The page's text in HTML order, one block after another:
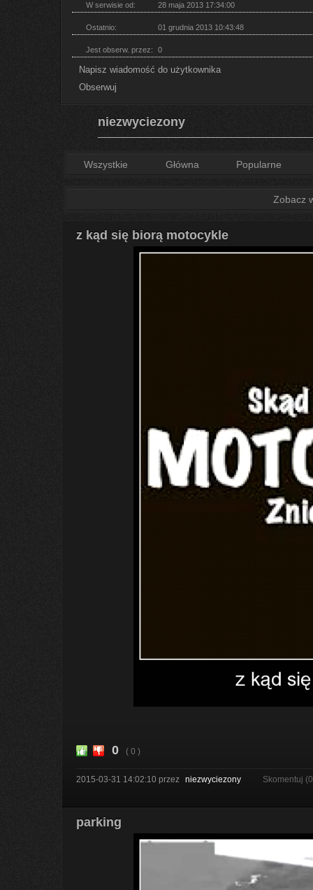
W serwisie od: 28 maja 2013 17:34:00
Ostatnio: 01 grudnia 2013 10:43:48
Jest obserw. przez: 0
Napisz wiadomość do użytkownika
Obserwuj
niezwyciezony
Wszystkie Główna Popularne
Zobacz
z kąd się biorą motocykle
0 ( 0 )
2015-03-31 14:02:10 przez niezwyciezony Skomentuj
parking